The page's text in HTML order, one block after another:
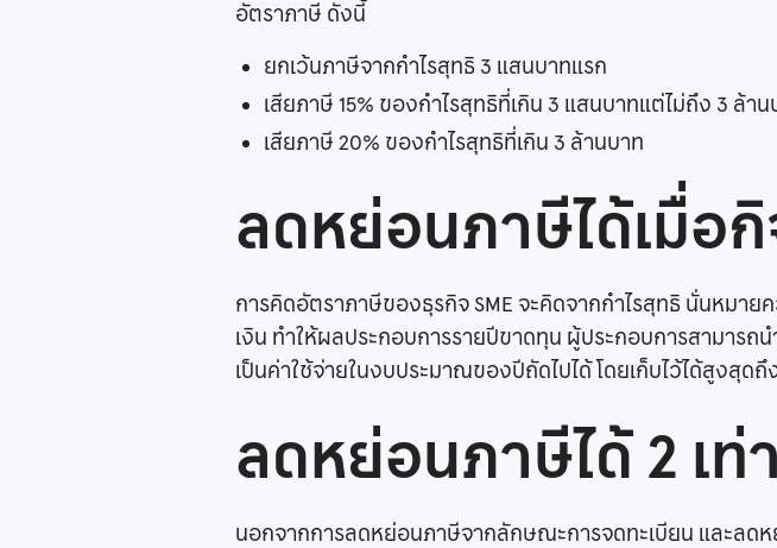
อัตราภาษี ดังนี้
ยกเว้นภาษีจากกำไรสุทธิ 3 แสนบาทแรก
เสียภาษี 15% ของกำไรสุทธิที่เกิน 3 แสนบาทแต่ไม่ถึง 3 ล้าน
เสียภาษี 20% ของกำไรสุทธิที่เกิน 3 ล้านบาท
ลดหย่อนภาษีได้เมื่อ
การคิดอัตราภาษีของธุรกิจ SME จะคิดจากกำไรสุทธิ นั่นหมา
เงิน ทำให้ผลประกอบการรายปีขาดทุน ผู้ประกอบการสามาร
เป็นค่าใช้จ่ายในงบประมาณของปีถัดไปได้ โดยเก็บไว้ได้สูงสุดถึ
ลดหย่อนภาษีได้ 2 เท่
นอกจากการลดหย่อนภาษีจากลักษณะการจดทะเบียน และลด